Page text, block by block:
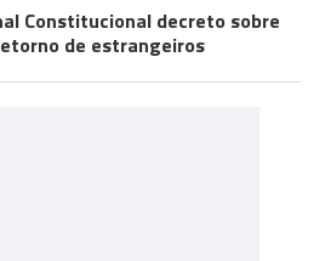
Constitucional decreto sobre
de estrangeiros